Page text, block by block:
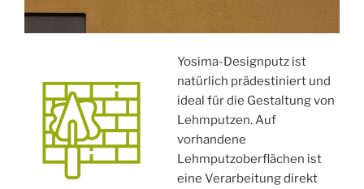
Yosima-Designputz ist
natürlich prädestiniert und
ideal für die Gestaltung von
Lehmputzen. Auf
vorhandene
Lehmputzoberflächen ist
eine Verarbeitung direkt